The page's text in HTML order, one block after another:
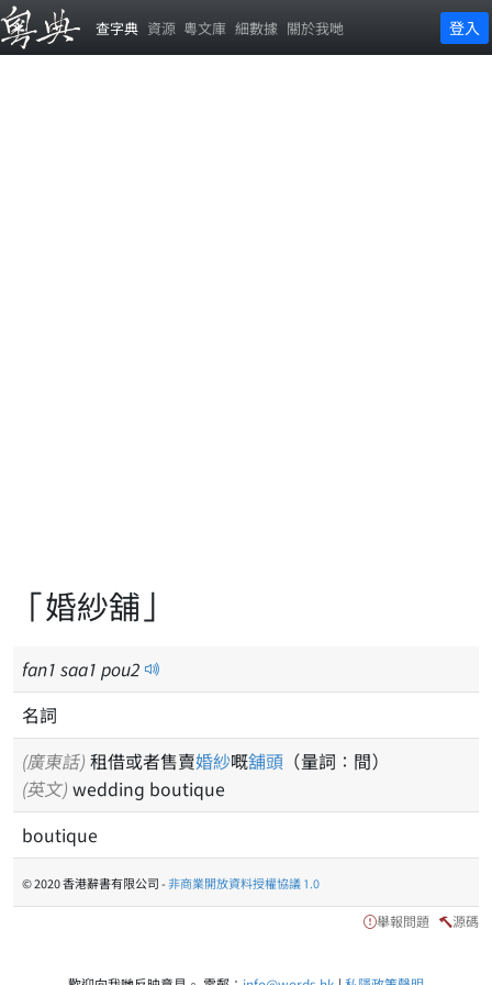
查字典 資源 粵文庫 細數據 關於我哋 登入
「婚紗舖」
fan1 saa1 pou2
名詞
(廣東話) 租借或者售賣婚紗嘅舖頭 （量詞：間）
(英文) wedding boutique
boutique
© 2020 香港辭書有限公司 -非商業開放資料授權協議 1.0
舉報問題 源碼